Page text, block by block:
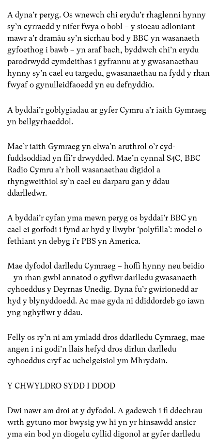
A dyna’r peryg. Os wnewch chi erydu’r rhaglenni hynny
sy’n cyrraedd y nifer fwya o bobl – y sioeau adloniant
mawr a’r dramâu sy’n sicrhau bod y BBC yn wasanaeth
gyfoethog i bawb – yn araf bach, byddwch chi’n erydu
parodrwydd cymdeithas i gyfrannu at y gwasanaethau
hynny sy’n cael eu targedu, gwasanaethau na fydd y rhan
fwyaf o gynulleidfaoedd yn eu defnyddio.
A byddai’r goblygiadau ar gyfer Cymru a’r iaith Gymraeg
yn bellgyrhaeddol.
Mae’r iaith Gymraeg yn elwa’n aruthrol o’r cyd-
fuddsoddiad yn ffi’r drwydded. Mae’n cynnal S4C, BBC
Radio Cymru a’r holl wasanaethau digidol a
rhyngweithiol sy’n cael eu darparu gan y ddau
ddarlledwr.
A byddai’r cyfan yma mewn peryg os byddai’r BBC yn
cael ei gorfodi i fynd ar hyd y llwybr ‘polyfilla’: model o
fethiant yn debyg i’r PBS yn America.
Mae dyfodol darlledu Cymraeg – hoffi hynny neu beidio
– yn rhan gwbl annatod o gyflwr darlledu gwasanaeth
cyhoeddus y Deyrnas Unedig. Dyna fu’r gwirionedd ar
hyd y blynyddoedd. Ac mae gyda ni ddiddordeb go iawn
yng nghyflwr y ddau.
Felly os ry’n ni am ymladd dros ddarlledu Cymraeg, mae
angen i ni godi’n llais hefyd dros dirlun darlledu
cyhoeddus cryf ac uchelgeisiol ym Mhrydain.
Y CHWYLDRO SYDD I DDOD
Dwi nawr am droi at y dyfodol. A gadewch i fi ddechrau
wrth gytuno mor bwysig yw hi yn yr hinsawdd ansicr
yma ein bod yn diogelu cyllid digonol ar gyfer darlledu